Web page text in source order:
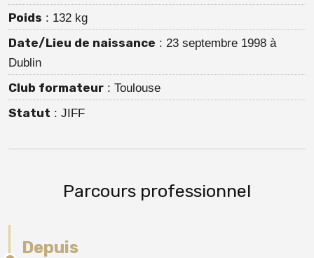
Poids : 132 kg
Date/Lieu de naissance : 23 septembre 1998 à
Dublin
Club formateur : Toulouse
Statut : JIFF
Parcours professionnel
Depuis